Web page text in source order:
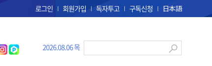
로그인 회원가입 독자투고 구독신청 日本語
2026.08.06 목